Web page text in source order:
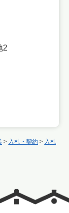
> 入札・契約 > 入札
2